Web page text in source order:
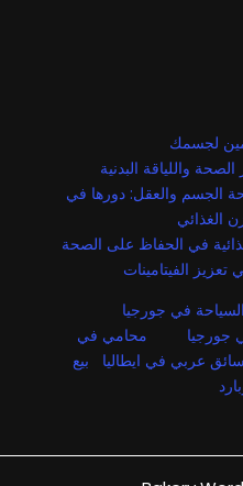
لجسمك
البدنية
والعقل: دورها في
في الحفاظ على الصحة
الفيتامينات
في جورجيا
محامي في
في ايطاليا بيع